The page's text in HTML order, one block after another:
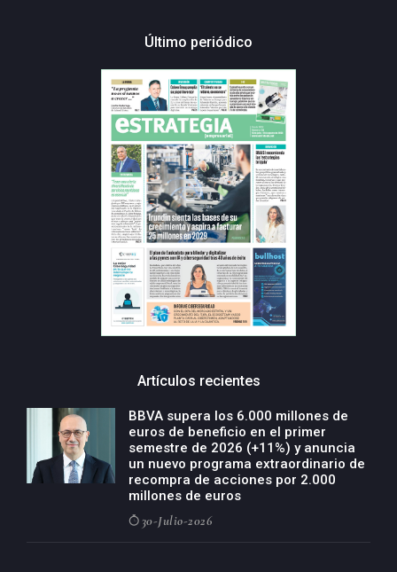
Último periódico
Artículos recientes
BBVA supera los 6.000 millones de
euros de beneficio en el primer
semestre de 2026 (+11%) y anuncia
un nuevo programa extraordinario de
recompra de acciones por 2.000
millones de euros
30-Julio-2026